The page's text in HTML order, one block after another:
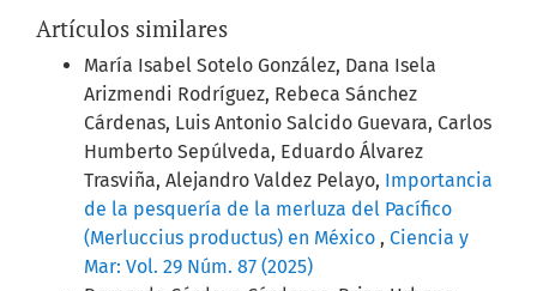
Artículos similares
María Isabel Sotelo González, Dana Isela
Arizmendi Rodríguez, Rebeca Sánchez
Cárdenas, Luis Antonio Salcido Guevara, Carlos
Humberto Sepúlveda, Eduardo Álvarez
Trasviña, Alejandro Valdez Pelayo, Importancia
de la pesquería de la merluza del Pacífico
(Merluccius productus) en México , Ciencia y
Mar: Vol. 29 Núm. 87 (2025)